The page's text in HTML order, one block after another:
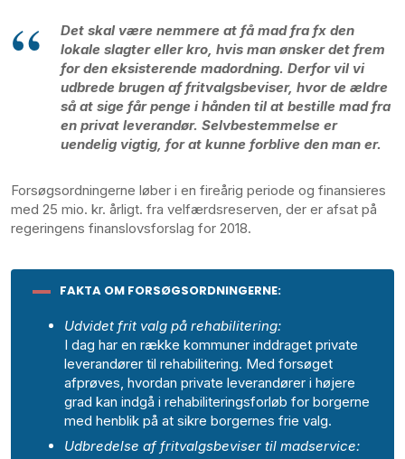
Det skal være nemmere at få mad fra fx den
lokale slagter eller kro, hvis man ønsker det frem
for den eksisterende madordning. Derfor vil vi
udbrede brugen af fritvalgsbeviser, hvor de ældre
så at sige får penge i hånden til at bestille mad fra
en privat leverandør. Selvbestemmelse er
uendelig vigtig, for at kunne forblive den man er.
Forsøgsordningerne løber i en fireårig periode og finansieres
med 25 mio. kr. årligt. fra velfærdsreserven, der er afsat på
regeringens finanslovsforslag for 2018.
FAKTA OM FORSØGSORDNINGERNE:
Udvidet frit valg på rehabilitering:
I dag har en række kommuner inddraget private
leverandører til rehabilitering. Med forsøget
afprøves, hvordan private leverandører i højere
grad kan indgå i rehabiliteringsforløb for borgerne
med henblik på at sikre borgernes frie valg.
Udbredelse af fritvalgsbeviser til madservice: